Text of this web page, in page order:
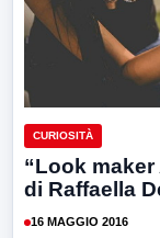
CURIOSITÀ
“Look
di Raffaella
16 MAGGIO 2016